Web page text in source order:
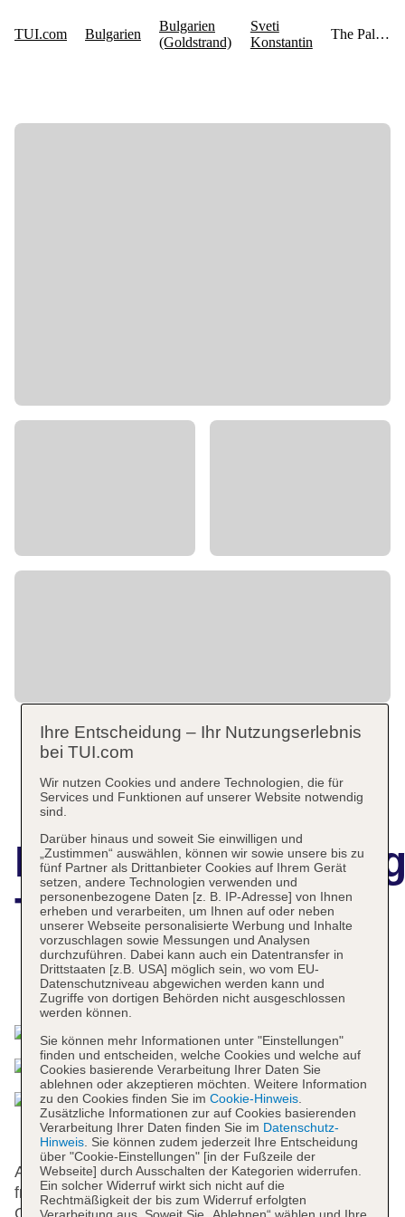
The Palace Hotel
Das bietet Ihre Unterkunft
An der Rezeption im Empfangsbereich steht das
freundliche Personal mit Rat und Tat zur Seite. Eine
Ihre Entscheidung – Ihr Nutzungserlebnis
bei TUI.com
Wir nutzen Cookies und andere Technologien, die für
Services und Funktionen auf unserer Website notwendig
sind.
Darüber hinaus und soweit Sie einwilligen und
„Zustimmen“ auswählen, können wir sowie unsere bis zu
fünf Partner als Drittanbieter Cookies auf Ihrem Gerät
setzen, andere Technologien verwenden und
personenbezogene Daten [z. B. IP-Adresse] von Ihnen
erheben und verarbeiten, um Ihnen auf oder neben
unserer Webseite personalisierte Werbung und Inhalte
vorzuschlagen sowie Messungen und Analysen
durchzuführen. Dabei kann auch ein Datentransfer in
Drittstaaten [z.B. USA] möglich sein, wo vom EU-
Datenschutzniveau abgewichen werden kann und
Zugriffe von dortigen Behörden nicht ausgeschlossen
werden können.
Sie können mehr Informationen unter "Einstellungen"
finden und entscheiden, welche Cookies und welche auf
Cookies basierende Verarbeitung Ihrer Daten Sie
ablehnen oder akzeptieren möchten. Weitere Information
zu den Cookies finden Sie im Cookie-Hinweis.
Zusätzliche Informationen zur auf Cookies basierenden
Verarbeitung Ihrer Daten finden Sie im Datenschutz-
Hinweis. Sie können zudem jederzeit Ihre Entscheidung
über "Cookie-Einstellungen" [in der Fußzeile der
Webseite] durch Ausschalten der Kategorien widerrufen.
Ein solcher Widerruf wirkt sich nicht auf die
Rechtmäßigkeit der bis zum Widerruf erfolgten